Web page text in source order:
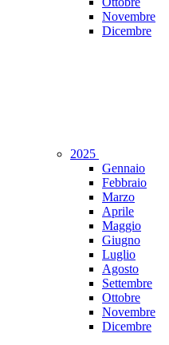
Novembre
Dicembre
2025
Gennaio
Febbraio
Marzo
Aprile
Maggio
Giugno
Luglio
Agosto
Settembre
Ottobre
Novembre
Dicembre